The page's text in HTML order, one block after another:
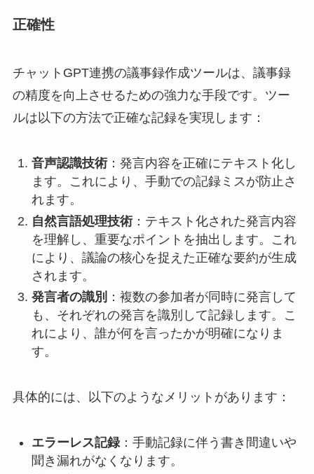
正確性
チャットGPT連携の議事録作成ツールは、議事録
の精度を向上させるための強力な手段です。ツー
ルは以下の方法で正確な記録を実現します：
音声認識技術：発言内容を正確にテキスト化し
ます。これにより、手動での記録ミスが防止さ
れます。
自然言語処理技術：テキスト化された発言内容
を理解し、重要なポイントを抽出します。これ
により、議論の核心を捉えた正確な要約が生成
されます。
発言者の識別 ：複数の参加者が同時に発言して
も、それぞれの発言を識別して記録します。こ
れにより、誰が何を言ったかが明確になりま
す。
具体的には、以下のようなメリットがあります：
エラーレス記録：手動記録に伴う書き間違いや
聞き漏れがなくなります。